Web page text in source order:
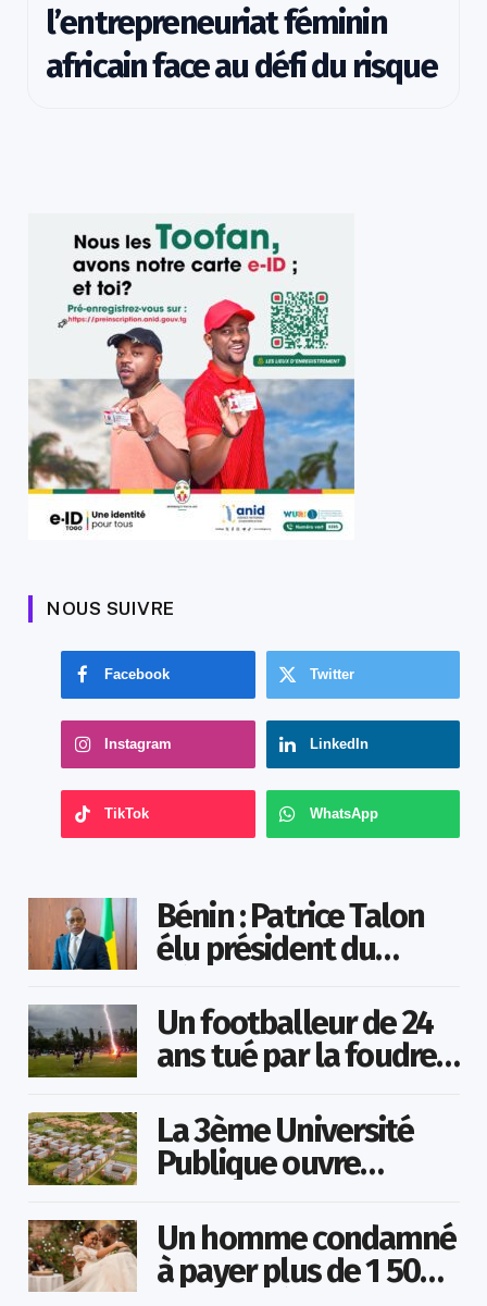
l’entrepreneuriat féminin
africain face au défi du risque
NOUS SUIVRE
Facebook Twitter
Instagram LinkedIn
TikTok WhatsApp
Bénin : Patrice Talon
élu président du
Un footballeur de 24
ans tué par la foudre
La 3ème Université
Publique ouvre
Un homme condamné
à payer plus de 1 500